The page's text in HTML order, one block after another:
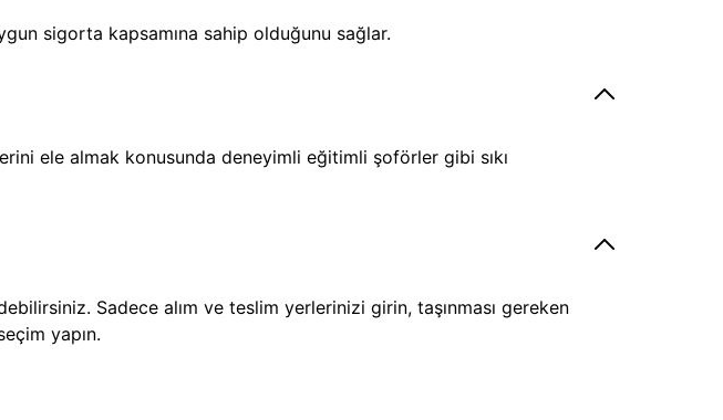
sigorta kapsamına sahip olduğunu sağlar.
ele almak konusunda deneyimli eğitimli şoförler gibi sıkı
Sadece alım ve teslim yerlerinizi girin, taşınması gereken
yapın.